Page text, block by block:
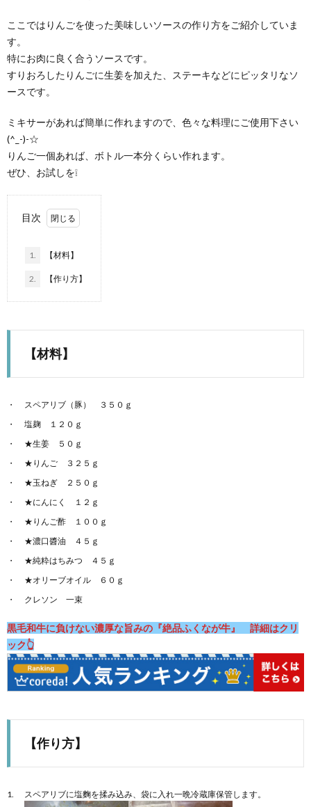
ここではりんごを使った美味しいソースの作り方をご紹介していま
す。
特にお肉に良く合うソースです。
すりおろしたりんごに生姜を加えた、ステーキなどにピッタリなソ
ースです。
ミキサーがあれば簡単に作れますので、色々な料理にご使用下さい
(^_-)-☆
りんご一個あれば、ボトル一本分くらい作れます。
ぜひ、お試しを❕
目次
1. 【材料】
2. 【作り方】
【材料】
スペアリブ（豚） ３５０ｇ
塩麹 １２０ｇ
★生姜 ５０ｇ
★りんご ３２５ｇ
★玉ねぎ ２５０ｇ
★にんにく １２ｇ
★りんご酢 １００ｇ
★濃口醬油 ４５ｇ
★純粋はちみつ ４５ｇ
★オリーブオイル ６０ｇ
クレソン 一束
黒毛和牛に負けない濃厚な旨みの『絶品ふくなが牛』 詳細はクリ
ック👆
【作り方】
スペアリブに塩麴を揉み込み、袋に入れ一晩冷蔵庫保管します。